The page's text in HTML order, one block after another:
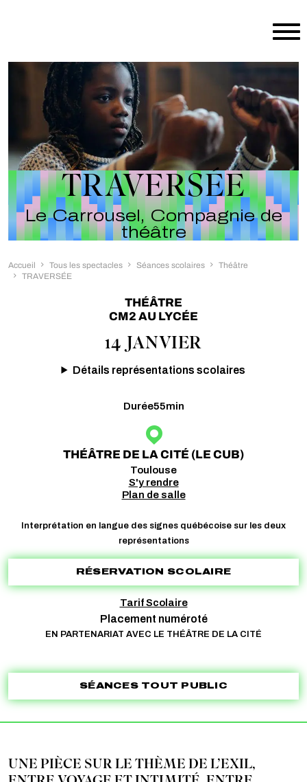
TRAVERSÉE
Le Carrousel, Compagnie de
théâtre
Accueil Tous les spectacles Séances scolaires
Théâtre
TRAVERSÉE
THÉÂTRE
CM2 AU LYCÉE
14 JANVIER
Détails représentations scolaires
Durée55min
THÉÂTRE DE LA CITÉ (LE CUB)
Toulouse
S'y rendre
Plan de salle
Interprétation en langue des signes québécoise sur les deux
représentations
RÉSERVATION SCOLAIRE
Tarif Scolaire
Placement numéroté
EN PARTENARIAT AVEC LE THÉÂTRE DE LA CITÉ
SÉANCES TOUT PUBLIC
UNE PIÈCE SUR LE THÈME DE L’EXIL,